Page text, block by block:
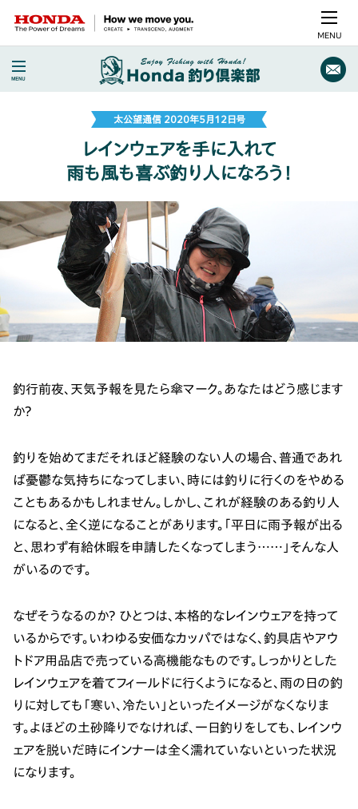
MENU
太公望通信 2020年5月12日号
レインウェアを手に入れて
雨も風も喜ぶ釣り人になろう！
釣行前夜、天気予報を見たら傘マーク。あなたはどう感じます
か？
釣りを始めてまだそれほど経験のない人の場合、普通であれ
ば憂鬱な気持ちになってしまい、時には釣りに行くのをやめる
こともあるかもしれません。しかし、これが経験のある釣り人
になると、全く逆になることがあります。「平日に雨予報が出る
と、思わず有給休暇を申請したくなってしまう……」そんな人
がいるのです。
なぜそうなるのか？ ひとつは、本格的なレインウェアを持って
いるからです。いわゆる安価なカッパではなく、釣具店やアウ
トドア用品店で売っている高機能なものです。しっかりとした
レインウェアを着てフィールドに行くようになると、雨の日の釣
りに対しても「寒い、冷たい」といったイメージがなくなりま
す。よほどの土砂降りでなければ、一日釣りをしても、レインウ
ェアを脱いだ時にインナーは全く濡れていないといった状況
になります。